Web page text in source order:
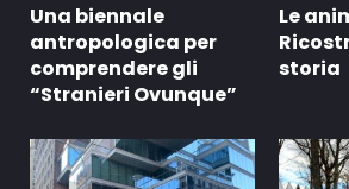
Una biennale
antropologica per
comprendere gli
“Stranieri Ovunque”
Le
storia